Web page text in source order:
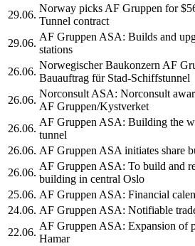
29.06.
Norway picks AF Gruppen for
Tunnel contract
29.06.
AF Gruppen ASA: Builds and
stations
26.06.
Norwegischer Baukonzern AF
Bauauftrag für Stad-Schiffstunnel
26.06.
Norconsult ASA: Norconsult
AF Gruppen/Kystverket
26.06.
AF Gruppen ASA: Building the
tunnel
26.06. AF Gruppen ASA initiates share
26.06.
AF Gruppen ASA: To build and
building in central Oslo
25.06. AF Gruppen ASA: Financial
24.06. AF Gruppen ASA: Notifiable
22.06.
AF Gruppen ASA: Expansion of
Hamar